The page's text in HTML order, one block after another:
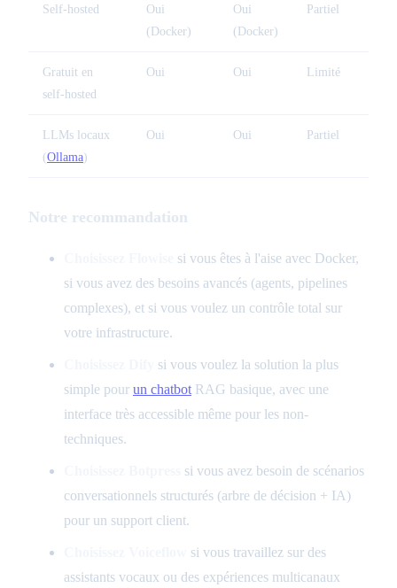
Self-hosted
Oui
(Docker)
Oui
(Docker)
Partiel
Gratuit en
self-hosted
Oui Oui Limité
LLMs locaux
(Ollama)
Oui Oui Partiel
Notre recommandation
si vous êtes à l'aise avec Docker,
si vous avez des besoins avancés (agents, pipelines
complexes), et si vous voulez un contrôle total sur
votre infrastructure.
si vous voulez la solution la plus
simple pour un chatbot RAG basique, avec une
interface très accessible même pour les non-
techniques.
si vous avez besoin de scénarios
conversationnels structurés (arbre de décision + IA)
pour un support client.
si vous travaillez sur des
assistants vocaux ou des expériences multicanaux